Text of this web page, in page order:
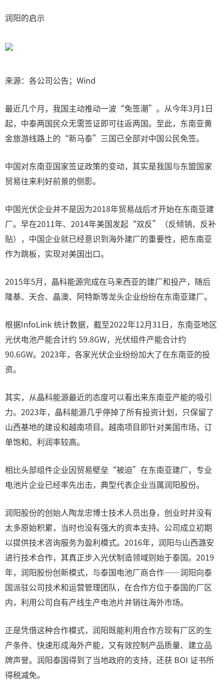
润阳的启示
来源：各公司公告；Wind
最近几个月，我国主动推动一波“免签潮”。从今年3月1日
起，中泰两国民众无需签证即可往返两国。至此，东南亚黄
金旅游线路上的“新马泰”三国已全部对中国公民免签。
中国对东南亚国家签证政策的变动，其实是我国与东盟国家
贸易往来利好前景的侧影。
中国光伏企业并不是因为2018年贸易战后才开始在东南亚建
厂。早在2011年、2014年美国发起“双反”（反倾销、反补
贴），中国企业就已经意识到海外建厂的重要性，把东南亚
作为跳板，实现对美国出口。
2015年5月，晶科能源完成在马来西亚的建厂和投产，随后
隆基、天合、晶澳、阿特斯等龙头企业纷纷在东南亚建厂。
根据InfoLink 统计数据，截至2022年12月31日，东南亚地区
光伏电池产能合计约 59.8GW，光伏组件产能合计约
90.6GW。2023年，各家光伏企业纷纷加大了在东南亚的投
资。
其实，从晶科能源最近的态度可以看出来东南亚产能的吸引
力。2023年，晶科能源几乎停掉了所有投资计划，只保留了
山西基地的建设和越南项目。越南项目即针对美国市场，订
单饱和、利润率较高。
相比头部组件企业因贸易壁垒“被迫”在东南亚建厂，专业
电池片企业已经率先出击，典型代表企业当属润阳股份。
润阳股份的创始人陶龙忠博士技术人员出身，创业时并没有
太多原始积累，当时也没有强大的资本支持。公司成立初期
以提供技术咨询服务为盈利模式。2016年，润阳与山西潞安
进行技术合作，其真正步入光伏制造领域则始于泰国。2019
年，润阳股份创新模式，与泰国电池厂商合作——润阳向泰
国派驻公司技术和运营管理团队，在合作方位于泰国的厂区
内，利用公司自有产线生产电池片并销往海外市场。
正是凭借这种合作模式，润阳既能利用合作方现有厂区的生
产条件、快速形成海外产能，又有效控制产品质量、建立品
牌声誉。润阳泰国得到了当地政府的支持，还获 BOI 证书所
得税减免。